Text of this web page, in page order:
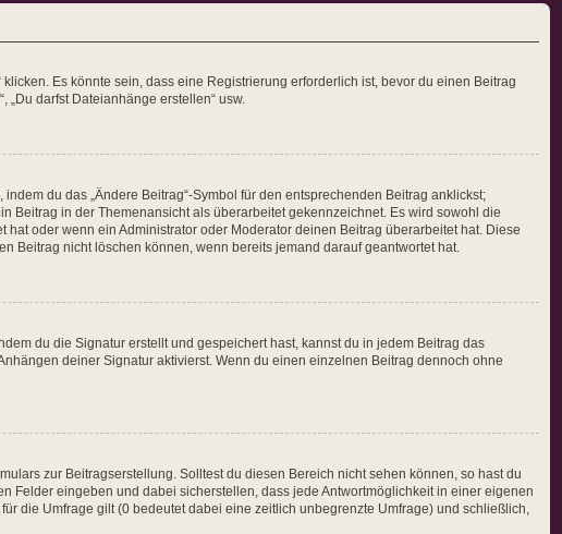
Es könnte sein, dass eine Registrierung erforderlich ist, bevor du einen Beitrag
darfst Dateianhänge erstellen“ usw.
du das „Ändere Beitrag“-Symbol für den entsprechenden Beitrag anklickst;
Beitrag in der Themenansicht als überarbeitet gekennzeichnet. Es wird sowohl die
oder wenn ein Administrator oder Moderator deinen Beitrag überarbeitet hat. Diese
Beitrag nicht löschen können, wenn bereits jemand darauf geantwortet hat.
du die Signatur erstellt und gespeichert hast, kannst du in jedem Beitrag das
deiner Signatur aktivierst. Wenn du einen einzelnen Beitrag dennoch ohne
zur Beitragserstellung. Solltest du diesen Bereich nicht sehen können, so hast du
Felder eingeben und dabei sicherstellen, dass jede Antwortmöglichkeit in einer eigenen
die Umfrage gilt (0 bedeutet dabei eine zeitlich unbegrenzte Umfrage) und schließlich,